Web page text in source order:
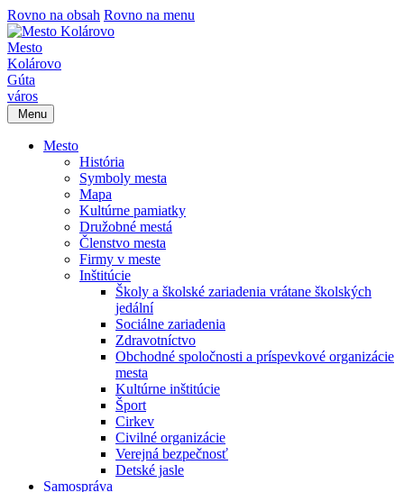
Rovno na obsah Rovno na menu
Mesto
Kolárovo
Gúta
város
Menu
Mesto
História
Symboly mesta
Mapa
Kultúrne pamiatky
Družobné mestá
Členstvo mesta
Firmy v meste
Inštitúcie
Školy a školské zariadenia vrátane školských
jedální
Sociálne zariadenia
Zdravotníctvo
Obchodné spoločnosti a príspevkové organizácie
mesta
Kultúrne inštitúcie
Šport
Cirkev
Civilné organizácie
Verejná bezpečnosť
Detské jasle
Samospráva